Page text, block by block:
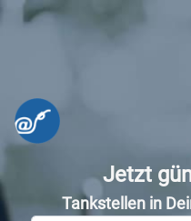
Jetzt
Tankstellen in